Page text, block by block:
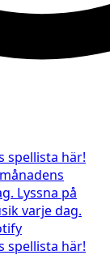
spellista här!
Lyssna på
varje dag.
spellista här!